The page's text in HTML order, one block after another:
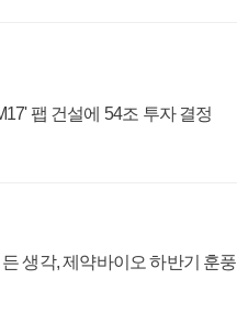
팹 건설에 54조 투자 결정
생각, 제약바이오 하반기 훈풍